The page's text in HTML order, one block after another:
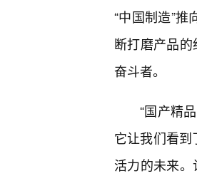
“中国制造”
断打磨产品
奋斗者。
“国产精
它让我们看
活力的未来